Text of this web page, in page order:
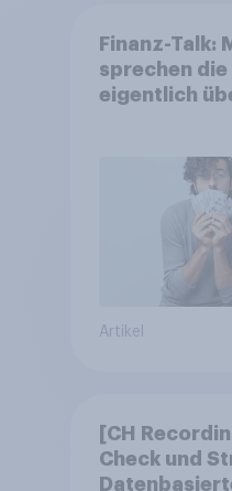
Finanz-Talk:
sprechen die
eigentlich
Artikel
[CH
Check und